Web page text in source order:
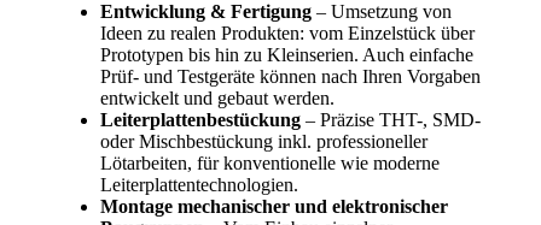
Entwicklung & Fertigung – Umsetzung von
Ideen zu realen Produkten: vom Einzelstück über
Prototypen bis hin zu Kleinserien. Auch einfache
Prüf- und Testgeräte können nach Ihren Vorgaben
entwickelt und gebaut werden.
Leiterplattenbestückung– Präzise THT-, SMD-
oder Mischbestückung inkl. professioneller
Lötarbeiten, für konventionelle wie moderne
Leiterplattentechnologien.
Montage mechanischer und elektronischer